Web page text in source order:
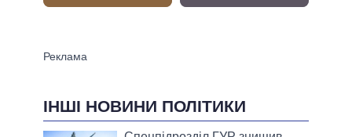
ІНШІ НОВИНИ ПОЛІТИКИ